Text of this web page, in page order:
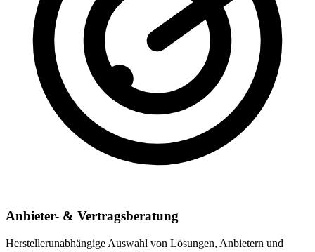
Anbieter- & Vertragsberatung
Herstellerunabhängige Auswahl von Lösungen, Anbietern und